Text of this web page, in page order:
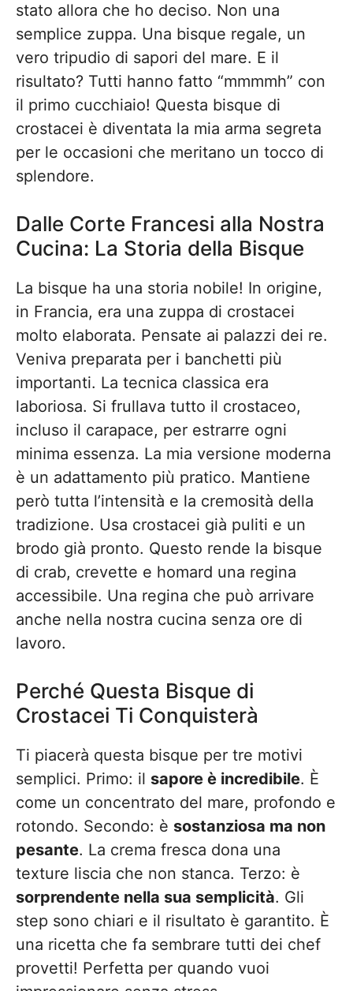
stato allora che ho deciso. Non una
semplice zuppa. Una bisque regale, un
vero tripudio di sapori del mare. E il
risultato? Tutti hanno fatto “mmmmh” con
il primo cucchiaio! Questa bisque di
crostacei è diventata la mia arma segreta
per le occasioni che meritano un tocco di
splendore.
Dalle Corte Francesi alla Nostra
Cucina: La Storia della Bisque
La bisque ha una storia nobile! In origine,
in Francia, era una zuppa di crostacei
molto elaborata. Pensate ai palazzi dei re.
Veniva preparata per i banchetti più
importanti. La tecnica classica era
laboriosa. Si frullava tutto il crostaceo,
incluso il carapace, per estrarre ogni
minima essenza. La mia versione moderna
è un adattamento più pratico. Mantiene
però tutta l’intensità e la cremosità della
tradizione. Usa crostacei già puliti e un
brodo già pronto. Questo rende la bisque
di crab, crevette e homard una regina
accessibile. Una regina che può arrivare
anche nella nostra cucina senza ore di
lavoro.
Perché Questa Bisque di
Crostacei Ti Conquisterà
Ti piacerà questa bisque per tre motivi
semplici. Primo: il sapore è incredibile. È
come un concentrato del mare, profondo e
rotondo. Secondo: è sostanziosa ma non
pesante. La crema fresca dona una
texture liscia che non stanca. Terzo: è
sorprendente nella sua semplicità. Gli
step sono chiari e il risultato è garantito. È
una ricetta che fa sembrare tutti dei chef
provetti! Perfetta per quando vuoi